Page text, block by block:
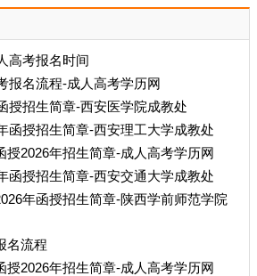
高考报名时间
报名流程-成人高考学历网
授招生简章-西安医学院成教处
函授招生简章-西安理工大学成教处
授2026年招生简章-成人高考学历网
函授招生简章-西安交通大学成教处
年函授招生简章-陕西学前师范学院
名流程
授2026年招生简章-成人高考学历网